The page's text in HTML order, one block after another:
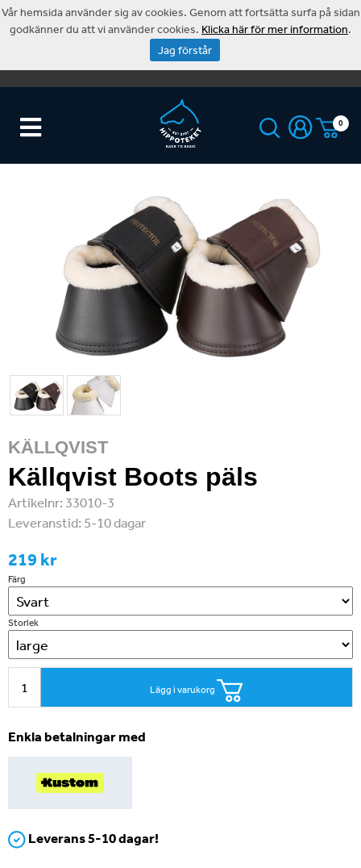
0
KÄLLQVIST
Källqvist Boots päls
Artikelnr: 33010-3
Leveranstid: 5-10 dagar
219 kr
Färg
Storlek
Lägg i varukorg
Enkla betalningar med
Leverans 5-10 dagar!
Vår hemsida använder sig av cookies. Genom att fortsätta surfa på sidan
godkänner du att vi använder cookies. Klicka här för mer information.
Jag förstår